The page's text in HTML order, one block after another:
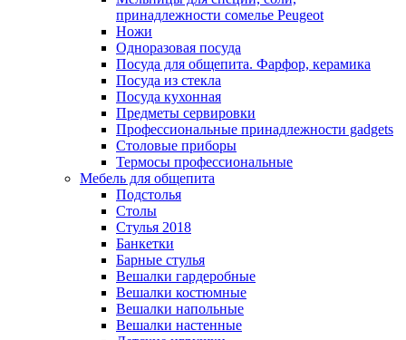
принадлежности сомелье Peugeot
Ножи
Одноразовая посуда
Посуда для общепита. Фарфор, керамика
Посуда из стекла
Посуда кухонная
Предметы сервировки
Профессиональные принадлежности gadgets
Столовые приборы
Термосы профессиональные
Мебель для общепита
Подстолья
Столы
Стулья 2018
Банкетки
Барные стулья
Вешалки гардеробные
Вешалки костюмные
Вешалки напольные
Вешалки настенные